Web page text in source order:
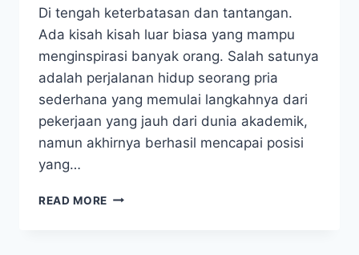
Di tengah keterbatasan dan tantangan.
Ada kisah kisah luar biasa yang mampu
menginspirasi banyak orang. Salah satunya
adalah perjalanan hidup seorang pria
sederhana yang memulai langkahnya dari
pekerjaan yang jauh dari dunia akademik,
namun akhirnya berhasil mencapai posisi
yang…
READ MORE INSPIRATIF